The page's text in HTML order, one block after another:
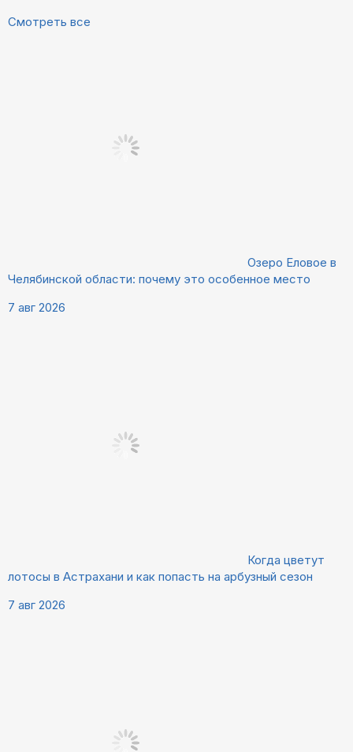
Смотреть все
Озеро Еловое в
Челябинской области: почему это особенное место
7 авг 2026
Когда цветут
лотосы в Астрахани и как попасть на арбузный сезон
7 авг 2026